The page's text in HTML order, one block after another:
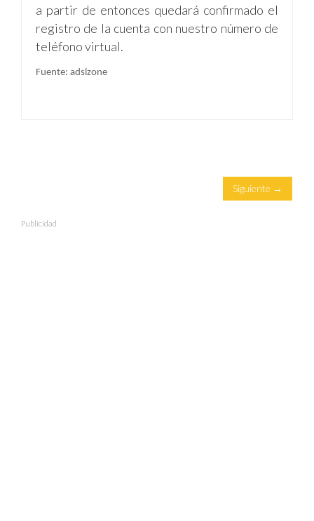
a partir de entonces quedará confirmado el
registro de la cuenta con nuestro número de
teléfono virtual.
Fuente: adslzone
Siguiente →
Publicidad